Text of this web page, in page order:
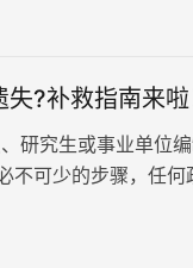
?补救指南来啦
研究生或事业单位
不可少的步骤，任